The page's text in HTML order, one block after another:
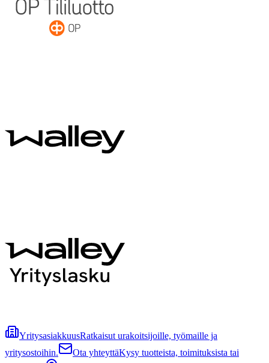
YritysasiakkuusRatkaisut urakoitsijoille, työmaille ja
yritysostoihin.
Ota yhteyttäKysy tuotteista, toimituksista tai